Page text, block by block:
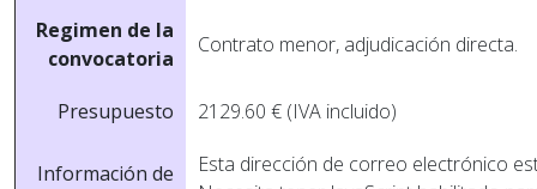
Regimen de la
convocatoria
Contrato menor, adjudicación directa.
Presupuesto 2129.60 € (IVA incluido)
Información de
Esta dirección de correo electrónico